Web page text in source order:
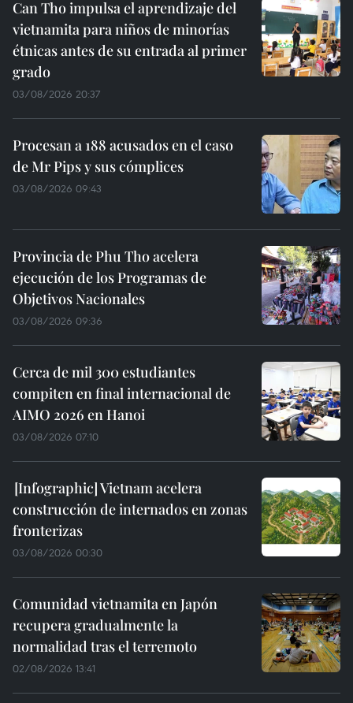
Can Tho impulsa el aprendizaje del
vietnamita para niños de minorías
étnicas antes de su entrada al primer
grado
03/08/2026 20:37
Procesan a 188 acusados en el caso
de Mr Pips y sus cómplices
03/08/2026 09:43
Provincia de Phu Tho acelera
ejecución de los Programas de
Objetivos Nacionales
03/08/2026 09:36
Cerca de mil 300 estudiantes
compiten en final internacional de
AIMO 2026 en Hanoi
03/08/2026 07:10
Vietnam acelera
construcción de internados en zonas
fronterizas
03/08/2026 00:30
Comunidad vietnamita en Japón
recupera gradualmente la
normalidad tras el terremoto
02/08/2026 13:41